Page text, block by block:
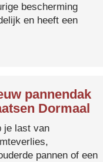
bescherming
en heeft een
pannendak
Dormaal
je last van
pannen of een